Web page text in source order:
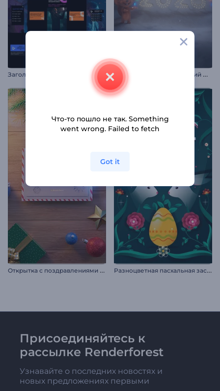
Заголовки в стиле пиксель-глитч И
нтро: Ренди и новогодний фейерверк
О
ткрытка с поздравлениями с праздником Р
азноцветная пасхальная заставка
Присоединяйтесь к
рассылке Renderforest
Узнавайте о последних новостях и
новых предложениях первыми
Что-то пошло не так. Something
went wrong. Failed to fetch
Got it